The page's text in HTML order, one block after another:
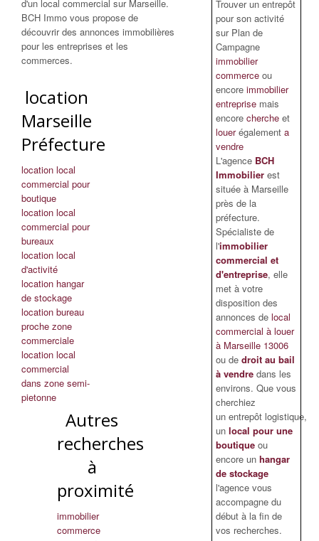
d'un local commercial sur Marseille.
BCH Immo vous propose de
découvrir des annonces immobilières
pour les entreprises et les
commerces.
location
Marseille
Préfecture
location local
commercial pour
boutique
location local
commercial pour
bureaux
location local
d'activité
location hangar
de stockage
location bureau
proche zone
commerciale
location local
commercial
dans zone semi-
pietonne
Autres
recherches
à
proximité
immobilier
commerce
Trouver un entrepôt
pour son activité
sur Plan de
Campagne
immobilier
commerce ou
encore immobilier
entreprise mais
encore cherche et
louerégalement a
vendre
L'agence BCH
Immobilierest
située à Marseille
près de la
préfecture.
Spécialiste de
l'immobilier
commercial et
d'entreprise, elle
met à votre
disposition des
annonces de local
commercial à louer
à Marseille 13006
ou de droit au bail
à vendredans les
environs. Que vous
cherchiez
un entrepôt logistique,
un local pour une
boutiqueou
encore un hangar
de stockage
l'agence vous
accompagne du
début à la fin de
vos recherches.